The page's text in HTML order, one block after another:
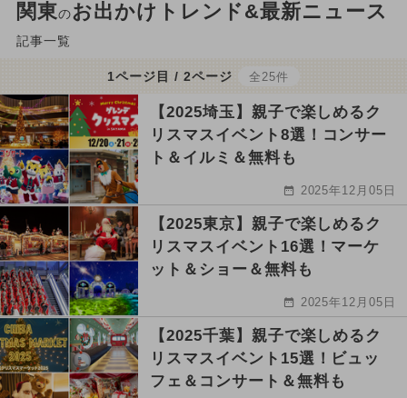
関東のお出かけトレンド&最新ニュース
記事一覧
1ページ目 / 2ページ 全25件
【2025埼玉】親子で楽しめるク
リスマスイベント8選！コンサー
ト＆イルミ＆無料も
2025年12月05日
【2025東京】親子で楽しめるク
リスマスイベント16選！マーケ
ット＆ショー＆無料も
2025年12月05日
【2025千葉】親子で楽しめるク
リスマスイベント15選！ビュッ
フェ＆コンサート＆無料も